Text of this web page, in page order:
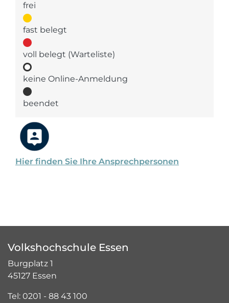
Hier finden Sie Ihre Ansprechpersonen
frei
fast belegt
voll belegt (Warteliste)
keine Online-Anmeldung
beendet
Volkshochschule Essen
Burgplatz 1
45127 Essen
Tel: 0201 - 88 43 100